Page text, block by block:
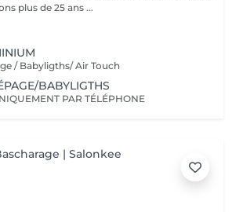
avons plus de 25 ans ...
/ Babyligths/ Air Touch
BABYLIGTHS
PAR TÉLÉPHONE